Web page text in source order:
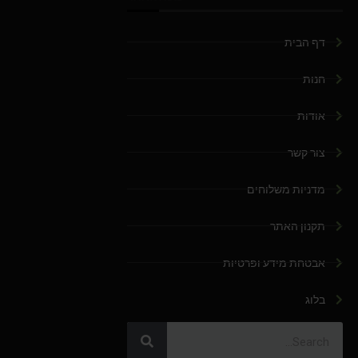
דף הבית
חנות
אודות
צור קשר
מדניות משלוחים
תקנון האתר
אבטחת מידע ופרטיות
בלוג